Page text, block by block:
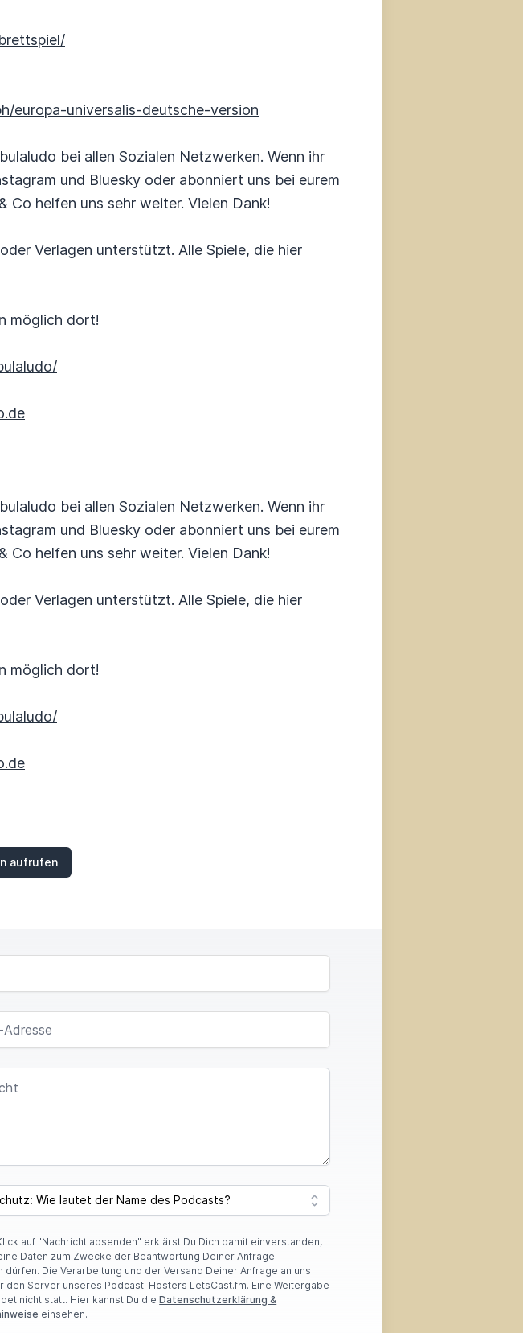
europa-universalis-deutsche-version
bei allen Sozialen Netzwerken. Wenn ihr
und Bluesky oder abonniert uns bei eurem
helfen uns sehr weiter. Vielen Dank!
Verlagen unterstützt. Alle Spiele, die hier
möglich dort!
bei allen Sozialen Netzwerken. Wenn ihr
und Bluesky oder abonniert uns bei eurem
helfen uns sehr weiter. Vielen Dank!
Verlagen unterstützt. Alle Spiele, die hier
möglich dort!
aufrufen
auf "Nachricht absenden" erklärst Du Dich damit einverstanden,
Daten zum Zwecke der Beantwortung Deiner Anfrage
dürfen. Die Verarbeitung und der Versand Deiner Anfrage an uns
den Server unseres Podcast-Hosters LetsCast.fm. Eine Weitergabe
nicht statt. Hier kannst Du dieDatenschutzerklärung &
einsehen.